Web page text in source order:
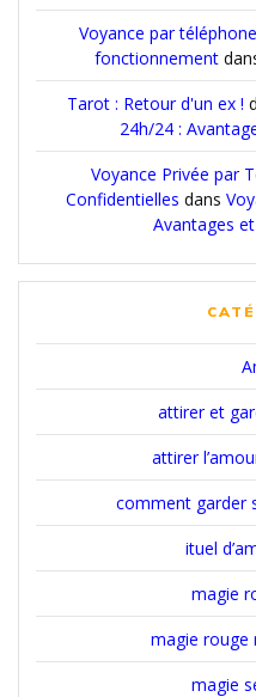
Voyance par
fonctionnement
Tarot : Retour d'un ex !
24h/24 :
Voyance Privée par
Confidentielles dans
Avantages
attirer et
attirer
comment garder
ituel
magie
magie rouge
magie